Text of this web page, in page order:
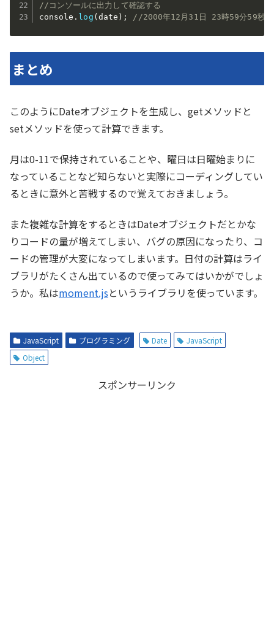
//コンソールに出力して確認する
console . log (date ) ; //2000年12月31日 23時59分59秒
まとめ
このようにDateオブジェクトを生成し、getメソッドと
setメソッドを使って計算できます。
月は0-11で保持されていることや、曜日は日曜始まりに
なっていることなど知らないと実際にコーディングしてい
るときに意外と苦戦するので覚えておきましょう。
また複雑な計算をするときはDateオブジェクトだとかな
りコードの量が増えてしまい、バグの原因になったり、コ
ードの管理が大変になってしまいます。日付の計算はライ
ブラリがたくさん出ているので使ってみてはいかがでしょ
うか。私はmoment.jsというライブラリを使っています。
JavaScript プログラミング Date
JavaScript
Object
スポンサーリンク